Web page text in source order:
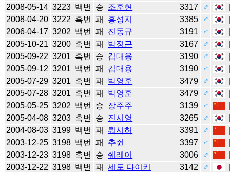
2008-05-14 3223 백번 승 조훈현 3317 ♂
2008-04-20 3222 흑번 패 홍성지 3385 ♂
2006-04-17 3202 백번 패 진동규 3191 ♂
2005-10-21 3200 흑번 패 박정근 3167 ♂
2005-09-22 3201 흑번 승 김대용 3190 ♂
2005-09-12 3201 백번 패 김대용 3190 ♂
2005-07-29 3201 흑번 패 박영훈 3479 ♂
2005-07-28 3201 흑번 패 박영훈 3479 ♂
2005-05-25 3202 백번 승 장주주 3139 ♂
2005-04-08 3203 흑번 승 진시영 3265 ♂
2004-08-03 3199 백번 패 뤄시허 3391 ♂
2003-12-25 3198 백번 패 추쥔 3397 ♂
2003-12-23 3198 흑번 승 쉐레이 3006 ♂
2003-12-22 3198 백번 패 세토 다이키 3142 ♂